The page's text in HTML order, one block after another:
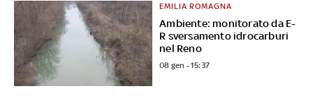
Ambiente: monitorato da E-
R sversamento idrocarburi
nel Reno
EMILIA ROMAGNA
08 gen - 15:37